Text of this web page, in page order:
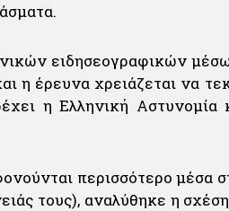
ειδησεογραφικών
η έρευνα χρειάζεται να
η Ελληνική Αστυνομία
περισσότερο μέσα
τους), αναλύθηκε η